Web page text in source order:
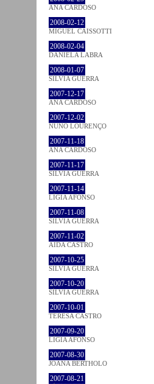
ANA CARDOSO
2008-02-12
MIGUEL CAISSOTTI
2008-02-04
DANIELA LABRA
2008-01-07
SÍLVIA GUERRA
2007-12-17
ANA CARDOSO
2007-12-02
NUNO LOURENÇO
2007-11-18
ANA CARDOSO
2007-11-17
SÍLVIA GUERRA
2007-11-14
LÍGIA AFONSO
2007-11-08
SÍLVIA GUERRA
2007-11-02
AIDA CASTRO
2007-10-25
SÍLVIA GUERRA
2007-10-20
SÍLVIA GUERRA
2007-10-01
TERESA CASTRO
2007-09-20
LÍGIA AFONSO
2007-08-30
JOANA BÉRTHOLO
2007-08-21